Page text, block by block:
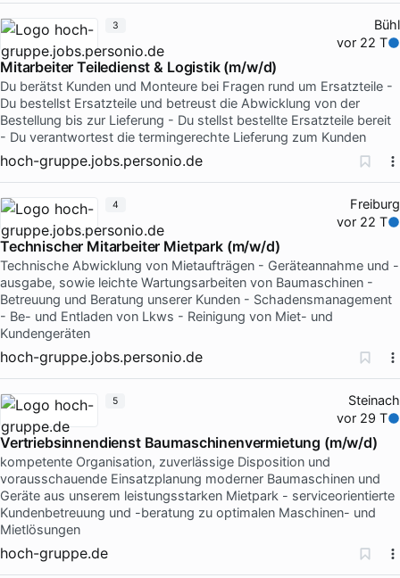
Bühl
vor 22 T
Mitarbeiter Teiledienst & Logistik (m/w/d)
Du berätst Kunden und Monteure bei Fragen rund um Ersatzteile -
Du bestellst Ersatzteile und betreust die Abwicklung von der
Bestellung bis zur Lieferung - Du stellst bestellte Ersatzteile bereit
- Du verantwortest die termingerechte Lieferung zum Kunden
hoch-gruppe.jobs.personio.de
3
Freiburg
vor 22 T
Technischer Mitarbeiter Mietpark (m/w/d)
Technische Abwicklung von Mietaufträgen - Geräteannahme und -
ausgabe, sowie leichte Wartungsarbeiten von Baumaschinen -
Betreuung und Beratung unserer Kunden - Schadensmanagement
- Be- und Entladen von Lkws - Reinigung von Miet- und
Kundengeräten
hoch-gruppe.jobs.personio.de
4
Steinach
vor 29 T
Vertriebsinnendienst Baumaschinenvermietung (m/w/d)
kompetente Organisation, zuverlässige Disposition und
vorausschauende Einsatzplanung moderner Baumaschinen und
Geräte aus unserem leistungsstarken Mietpark - serviceorientierte
Kundenbetreuung und -beratung zu optimalen Maschinen- und
Mietlösungen
hoch-gruppe.de
5